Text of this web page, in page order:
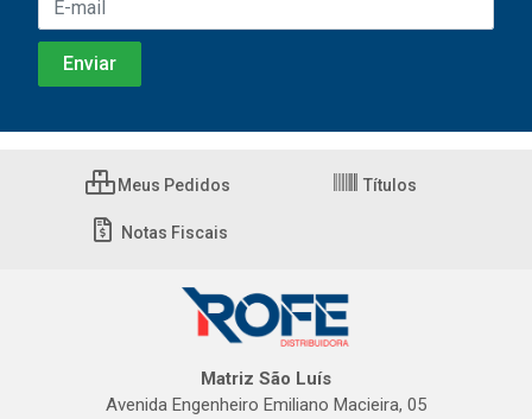
Meus Pedidos Títulos
Notas Fiscais
Matriz São Luís
Avenida Engenheiro Emiliano Macieira, 05